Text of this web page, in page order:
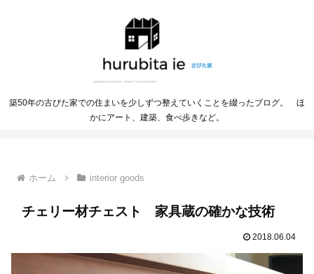
築50年の古びた家での住まいを少しずつ整えていくことを綴ったブログ。 ほ
かにアート、建築、食べ歩きなど。
ホーム interior goods
チェリー材チェスト 家具蔵の確かな技術
2018.06.04